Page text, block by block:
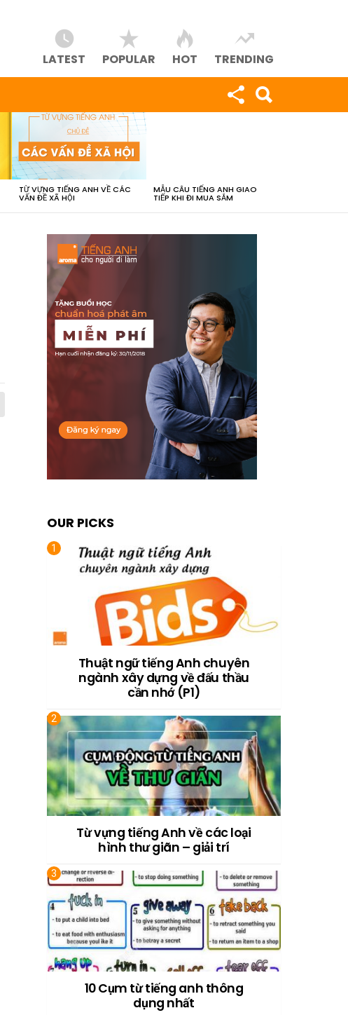
LATEST POPULAR HOT TRENDING
TỪ VỰNG TIẾNG ANH VỀ CÁC
VẤN ĐỀ XÃ HỘI
MẪU CÂU TIẾNG ANH GIAO
TIẾP KHI ĐI MUA SẮM
OUR PICKS
Thuật ngữ tiếng Anh chuyên
ngành xây dựng về đấu thầu
cần nhớ (P1)
Từ vựng tiếng Anh về các loại
hình thư giãn – giải trí
10 Cụm từ tiếng anh thông
dụng nhất